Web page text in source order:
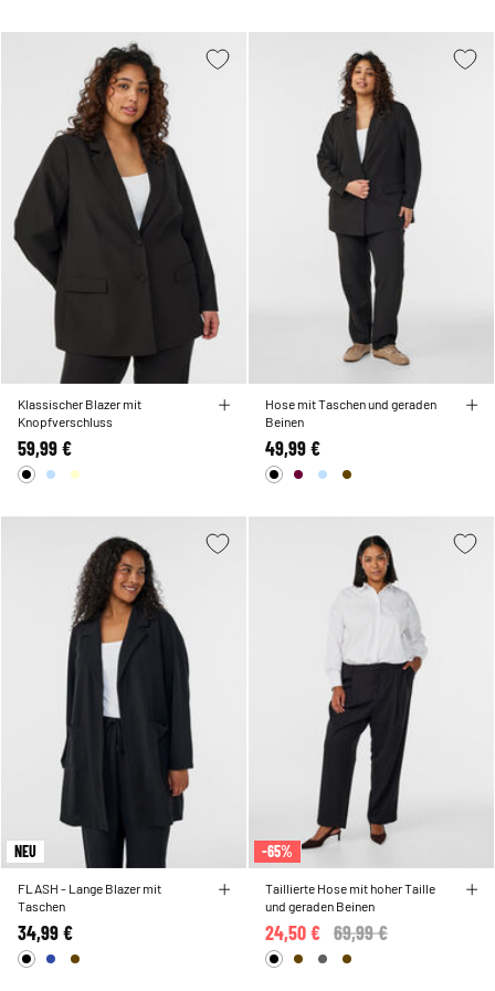
Klassischer Blazer mit
Knopfverschluss
59,99 €
Hose mit Taschen und geraden
Beinen
49,99 €
NEU
FLASH - Lange Blazer mit
Taschen
34,99 €
-65%
Taillierte Hose mit hoher Taille
und geraden Beinen
Price reduced from
69,99 €
24,50 €